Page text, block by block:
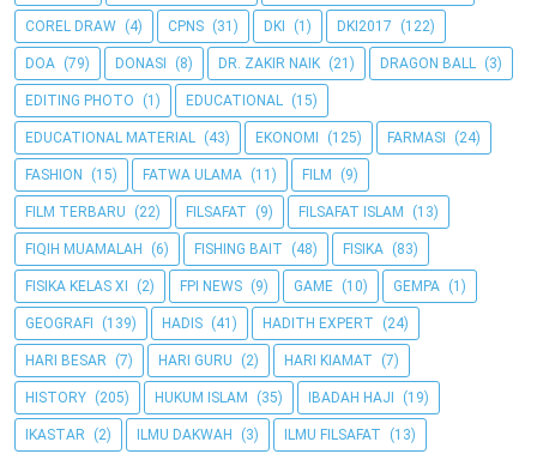
COREL DRAW (4) CPNS (31) DKI (1) DKI2017 (122)
DOA (79) DONASI (8) DR. ZAKIR NAIK (21) DRAGON BALL (3)
EDITING PHOTO (1) EDUCATIONAL (15)
EDUCATIONAL MATERIAL (43) EKONOMI (125) FARMASI (24)
FASHION (15) FATWA ULAMA (11) FILM (9)
FILM TERBARU (22) FILSAFAT (9) FILSAFAT ISLAM (13)
FIQIH MUAMALAH (6) FISHING BAIT (48) FISIKA (83)
FISIKA KELAS XI (2) FPI NEWS (9) GAME (10) GEMPA (1)
GEOGRAFI (139) HADIS (41) HADITH EXPERT (24)
HARI BESAR (7) HARI GURU (2) HARI KIAMAT (7)
HISTORY (205) HUKUM ISLAM (35) IBADAH HAJI (19)
IKASTAR (2) ILMU DAKWAH (3) ILMU FILSAFAT (13)